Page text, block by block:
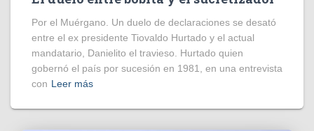
Por el Muérgano. Un duelo de declaraciones se desató
entre el ex presidente Tiovaldo Hurtado y el actual
mandatario, Danielito el travieso. Hurtado quien
gobernó el país por sucesión en 1981, en una entrevista
con Leer más